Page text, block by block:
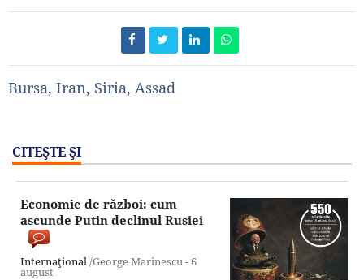
Bursa, Iran, Siria, Assad
CITEŞTE ŞI
Economie de război: cum
ascunde Putin declinul Rusiei
Internaţional/George Marinescu -6
august